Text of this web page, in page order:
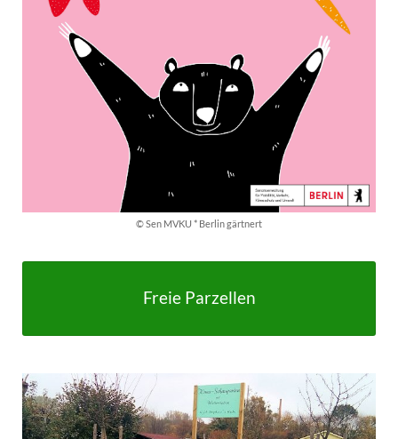
© Sen MVKU * Berlin gärtnert
Freie Parzellen